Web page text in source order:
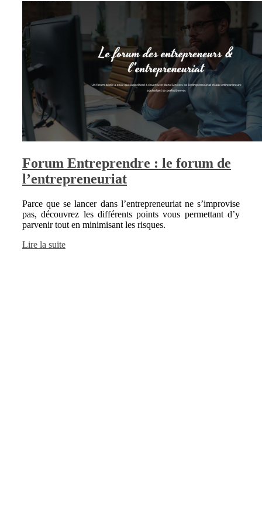
Forum Entreprendre : le forum de
l’entrepreneuriat
Parce que se lancer dans l’entrepreneuriat ne s’improvise
pas, découvrez les différents points vous permettant d’y
parvenir tout en minimisant les risques.
Lire la suite